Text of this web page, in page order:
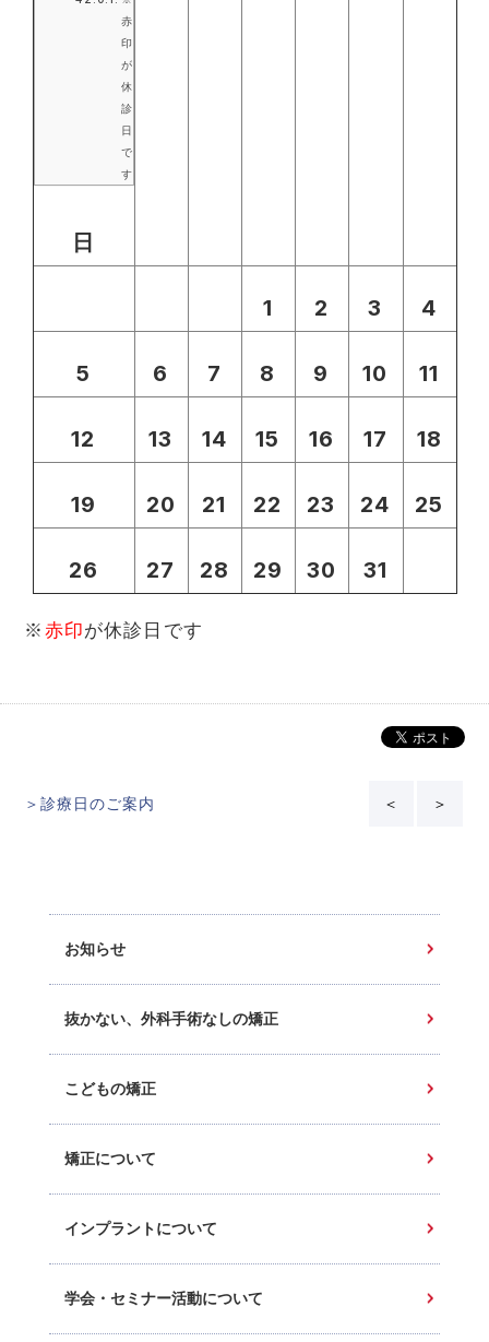
赤
印
が
休
診
日
で
す
日
1 2 3 4
5 6 7 8 9 10 11
12 13 14 15 16 17 18
19 20 21 22 23 24 25
26 27 28 29 30 31
※ 赤印が休診日です
＞診療日のご案内 ＜ ＞
お知らせ
抜かない、外科手術なしの矯正
こどもの矯正
矯正について
インプラントについて
学会・セミナー活動について